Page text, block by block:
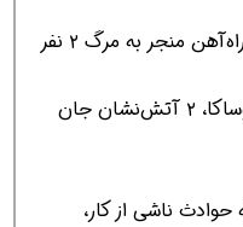
برخورد قطار با کارگران راه‌آهن منجر به مرگ ۲ نفر
در آتش‌سوزی ساختمانی در اوساکا، ۲ آتش‌نشان جان
حوادث ناشی از کار،